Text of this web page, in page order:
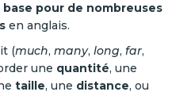
base pour de nombreuses
en anglais.
(much, many, long, far,
une quantité, une
taille, une distance, ou